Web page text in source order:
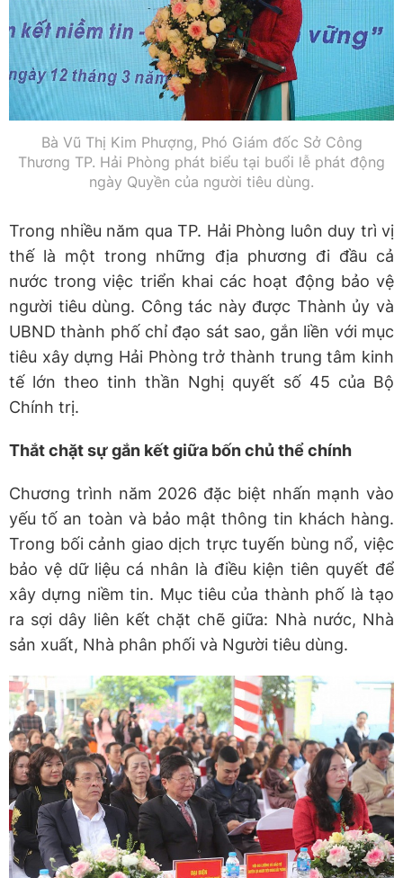
Bà Vũ Thị Kim Phượng, Phó Giám đốc Sở Công
Thương TP. Hải Phòng phát biểu tại buổi lễ phát động
ngày Quyền của người tiêu dùng.
​Trong nhiều năm qua TP. Hải Phòng luôn duy trì vị
thế là một trong những địa phương đi đầu cả
nước trong việc triển khai các hoạt động bảo vệ
người tiêu dùng. Công tác này được Thành ủy và
UBND thành phố chỉ đạo sát sao, gắn liền với mục
tiêu xây dựng Hải Phòng trở thành trung tâm kinh
tế lớn theo tinh thần Nghị quyết số 45 của Bộ
Chính trị.
​Thắt chặt sự gắn kết giữa bốn chủ thể chính
​Chương trình năm 2026 đặc biệt nhấn mạnh vào
yếu tố an toàn và bảo mật thông tin khách hàng.
Trong bối cảnh giao dịch trực tuyến bùng nổ, việc
bảo vệ dữ liệu cá nhân là điều kiện tiên quyết để
xây dựng niềm tin. Mục tiêu của thành phố là tạo
ra sợi dây liên kết chặt chẽ giữa: Nhà nước, Nhà
sản xuất, Nhà phân phối và Người tiêu dùng.